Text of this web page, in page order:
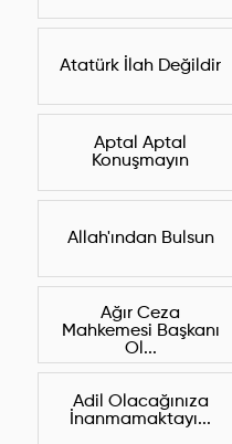
Atatürk İlah Değildir
Aptal Aptal
Konuşmayın
Allah'ından Bulsun
Ağır Ceza
Mahkemesi Başkanı
Ol...
Adil Olacağınıza
İnanmamaktayı...